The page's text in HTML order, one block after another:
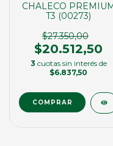
CHALECO
T3 (00273)
$27.350,00
$20.512,50
3 cuotas sin interés de
$6.837,50
COMPRAR